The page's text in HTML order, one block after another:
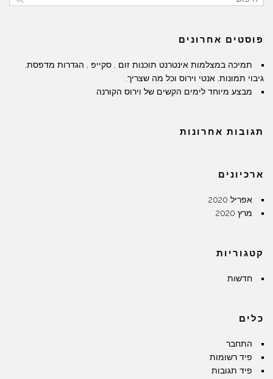
פוסטים אחרונים
תמיכה במצלמות אינטרנט תוכנות זום , סקייפ , הגדרות מדפסת,
גיבוי תמונות, אנטי וירוס וכל מה שצריך.
מבצע מיוחד לימים הקשים של וירוס הקורנה
תגובות אחרונות
ארכיונים
אפריל 2020
מרץ 2020
קטגוריות
חדשות
כלים
התחבר
פיד רשומות
פיד תגובות